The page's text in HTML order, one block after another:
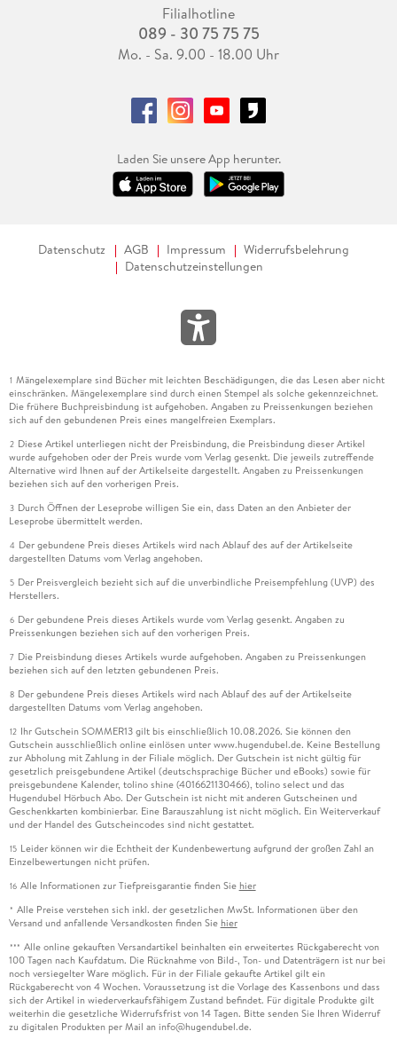
Filialhotline
089 - 30 75 75 75
Mo. - Sa. 9.00 - 18.00 Uhr
Laden Sie unsere App herunter.
Datenschutz AGB Impressum
Widerrufsbelehrung
Datenschutzeinstellungen
1 Mängelexemplare sind Bücher mit leichten Beschädigungen, die das Lesen aber nicht
einschränken. Mängelexemplare sind durch einen Stempel als solche gekennzeichnet.
Die frühere Buchpreisbindung ist aufgehoben. Angaben zu Preissenkungen beziehen
sich auf den gebundenen Preis eines mangelfreien Exemplars.
2 Diese Artikel unterliegen nicht der Preisbindung, die Preisbindung dieser Artikel
wurde aufgehoben oder der Preis wurde vom Verlag gesenkt. Die jeweils zutreffende
Alternative wird Ihnen auf der Artikelseite dargestellt. Angaben zu Preissenkungen
beziehen sich auf den vorherigen Preis.
3 Durch Öffnen der Leseprobe willigen Sie ein, dass Daten an den Anbieter der
Leseprobe übermittelt werden.
4 Der gebundene Preis dieses Artikels wird nach Ablauf des auf der Artikelseite
dargestellten Datums vom Verlag angehoben.
5 Der Preisvergleich bezieht sich auf die unverbindliche Preisempfehlung (UVP) des
Herstellers.
6 Der gebundene Preis dieses Artikels wurde vom Verlag gesenkt. Angaben zu
Preissenkungen beziehen sich auf den vorherigen Preis.
7 Die Preisbindung dieses Artikels wurde aufgehoben. Angaben zu Preissenkungen
beziehen sich auf den letzten gebundenen Preis.
8 Der gebundene Preis dieses Artikels wird nach Ablauf des auf der Artikelseite
dargestellten Datums vom Verlag angehoben.
12 Ihr Gutschein SOMMER13 gilt bis einschließlich 10.08.2026. Sie können den
Gutschein ausschließlich online einlösen unter www.hugendubel.de. Keine Bestellung
zur Abholung mit Zahlung in der Filiale möglich. Der Gutschein ist nicht gültig für
gesetzlich preisgebundene Artikel (deutschsprachige Bücher und eBooks) sowie für
preisgebundene Kalender, tolino shine (4016621130466), tolino select und das
Hugendubel Hörbuch Abo. Der Gutschein ist nicht mit anderen Gutscheinen und
Geschenkkarten kombinierbar. Eine Barauszahlung ist nicht möglich. Ein Weiterverkauf
und der Handel des Gutscheincodes sind nicht gestattet.
15 Leider können wir die Echtheit der Kundenbewertung aufgrund der großen Zahl an
Einzelbewertungen nicht prüfen.
16 Alle Informationen zur Tiefpreisgarantie finden Sie hier
* Alle Preise verstehen sich inkl. der gesetzlichen MwSt. Informationen über den
Versand und anfallende Versandkosten finden Sie hier
*** Alle online gekauften Versandartikel beinhalten ein erweitertes Rückgaberecht von
100 Tagen nach Kaufdatum. Die Rücknahme von Bild-, Ton- und Datenträgern ist nur bei
noch versiegelter Ware möglich. Für in der Filiale gekaufte Artikel gilt ein
Rückgaberecht von 4 Wochen. Voraussetzung ist die Vorlage des Kassenbons und dass
sich der Artikel in wiederverkaufsfähigem Zustand befindet. Für digitale Produkte gilt
weiterhin die gesetzliche Widerrufsfrist von 14 Tagen. Bitte senden Sie Ihren Widerruf
zu digitalen Produkten per Mail an info@hugendubel.de.